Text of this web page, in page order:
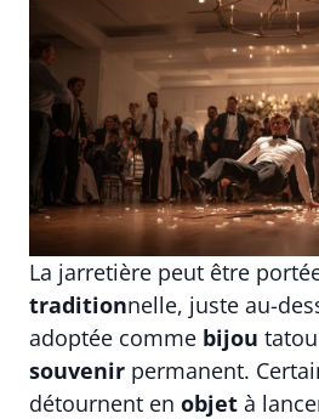
La jarretière peut être
traditionnelle, juste au-
adoptée comme bijou
souvenir permanent.
détournent en objet à